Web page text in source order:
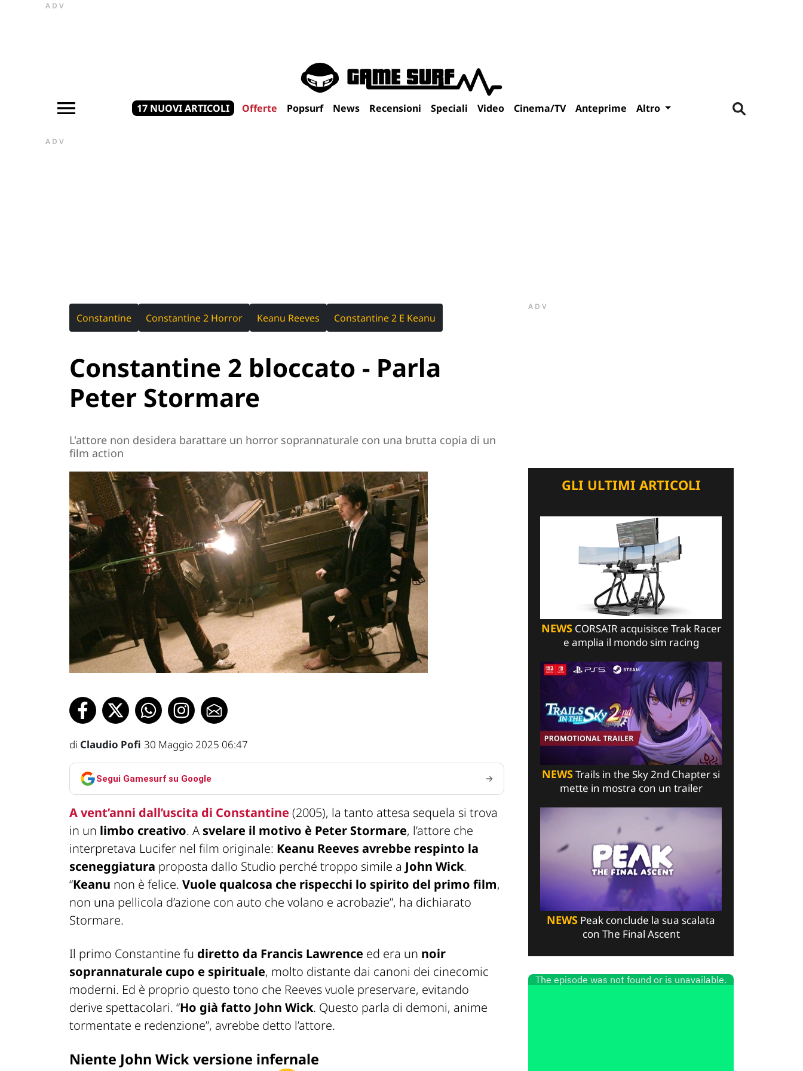
ADV
17 NUOVI ARTICOLI Offerte Popsurf News Recensioni Speciali Video Cinema/TV Anteprime Altro
ADV
Constantine Constantine 2 Horror Keanu Reeves Constantine 2 E Keanu
Constantine 2 bloccato - Parla
Peter Stormare
L'attore non desidera barattare un horror soprannaturale con una brutta copia di un
film action
di Claudio Pofi 30 Maggio 2025 06:47
Segui Gamesurf su Google
A vent’anni dall’uscita di Constantine (2005), la tanto attesa sequela si trova
in un limbo creativo. A svelare il motivo è Peter Stormare, l’attore che
interpretava Lucifer nel film originale: Keanu Reeves avrebbe respinto la
sceneggiatura proposta dallo Studio perché troppo simile a John Wick.
“Keanu non è felice. Vuole qualcosa che rispecchi lo spirito del primo film,
non una pellicola d’azione con auto che volano e acrobazie”, ha dichiarato
Stormare.
Il primo Constantine fu diretto da Francis Lawrence ed era un noir
soprannaturale cupo e spirituale, molto distante dai canoni dei cinecomic
moderni. Ed è proprio questo tono che Reeves vuole preservare, evitando
derive spettacolari. “Ho già fatto John Wick. Questo parla di demoni, anime
tormentate e redenzione”, avrebbe detto l’attore.
Niente John Wick versione infernale
ADV
GLI ULTIMI ARTICOLI
NEWSCORSAIR acquisisce Trak Racer
e amplia il mondo sim racing
NEWSTrails in the Sky 2nd Chapter si
mette in mostra con un trailer
NEWS Peak conclude la sua scalata
con The Final Ascent